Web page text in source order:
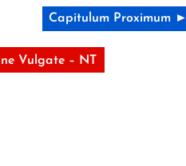
Capitulum Proximum ►
Vulgate – NT